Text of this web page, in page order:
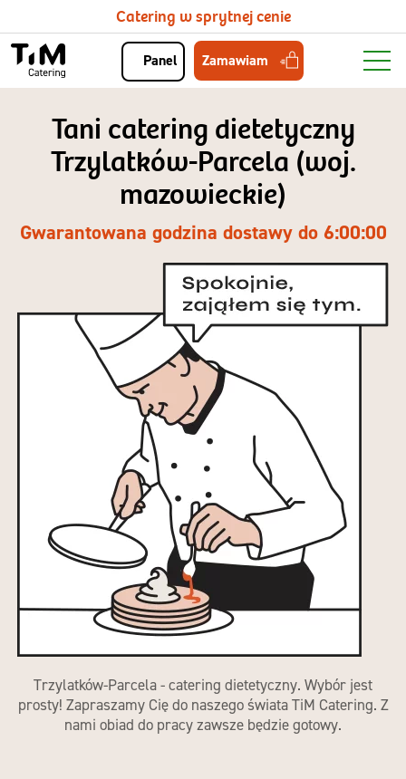
Catering w sprytnej cenie
Panel Zamawiam
Tani catering dietetyczny
Trzylatków-Parcela (woj.
mazowieckie)
Gwarantowana godzina dostawy do 6:00:00
Trzylatków-Parcela - catering dietetyczny. Wybór jest
prosty! Zapraszamy Cię do naszego świata TiM Catering. Z
nami obiad do pracy zawsze będzie gotowy.